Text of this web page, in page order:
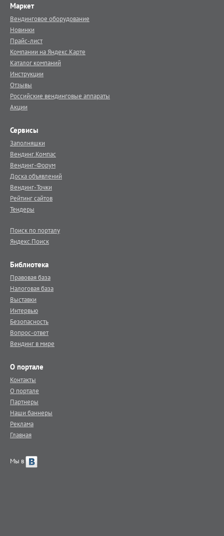
Маркет
Вендинговое оборудование
Новинки
Прайс-лист
Компании на Яндекс.Карте
Каталог компаний
Инструкции
Отзывы
Российские вендинговые аппараты
Акции
Сервисы
Заполняшки
Вендинг.Компас
Вендинг-Форум
Доска объявлений
Вендинг-Точки
Рейтинг сайтов
Тендеры
Поиск по порталу
Яндекс.Поиск
Библиотека
Правовая база
Налоговая база
Выставки
Интервью
Безопасность
Вопрос-ответ
Вендинг в мире
О портале
Контакты
О портале
Партнеры
Наши баннеры
Реклама
Главная
Мы в